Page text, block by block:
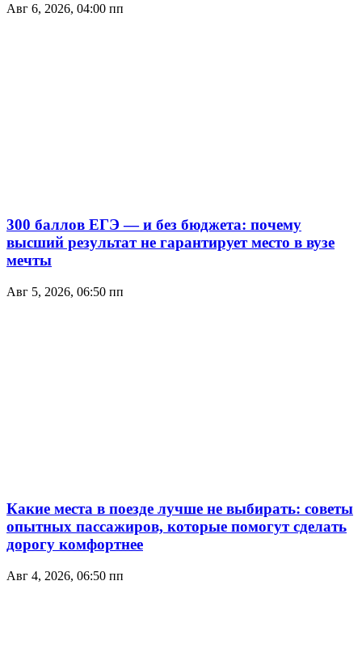
Авг 6, 2026, 04:00 пп
300 баллов ЕГЭ — и без бюджета: почему
высший результат не гарантирует место в вузе
мечты
Авг 5, 2026, 06:50 пп
Какие места в поезде лучше не выбирать: советы
опытных пассажиров, которые помогут сделать
дорогу комфортнее
Авг 4, 2026, 06:50 пп